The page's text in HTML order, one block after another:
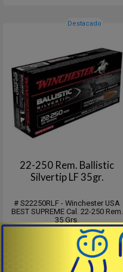
Destacado
22-250 Rem. Ballistic
Silvertip LF 35gr.
# S22250RLF - Winchester USA
BEST SUPREME Cal. 22-250 Rem.
35 Grs.
BALLISTIC SILVERTIP Lead Free.
Caja de 20 Unidades, Master de
Consultar